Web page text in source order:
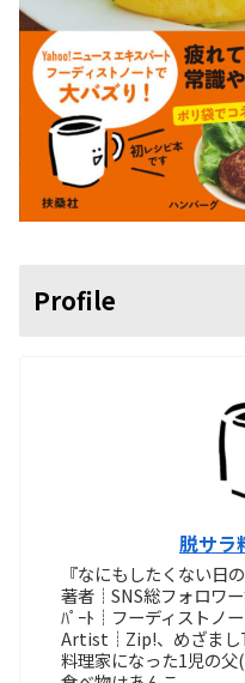
Profile
脱サラ
『なにもしたくない日
著者┊SNS総フォロワ
ﾊﾟｰﾄ┊フーディストノ
Artist┊Zip!、めざまし
料理家になった1児の